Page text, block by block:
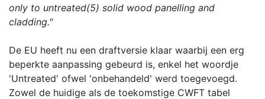
only to untreated(5) solid wood panelling and
cladding."
De EU heeft nu een draftversie klaar waarbij een erg
beperkte aanpassing gebeurd is, enkel het woordje
'Untreated' ofwel 'onbehandeld' werd toegevoegd.
Zowel de huidige als de toekomstige CWFT tabel